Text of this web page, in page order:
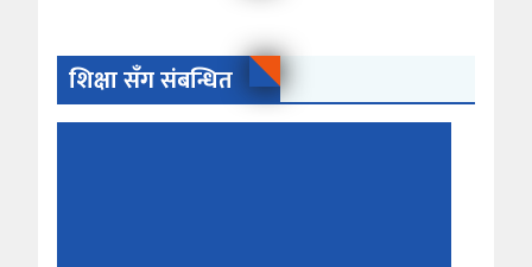
शिक्षा सँग संबन्धित